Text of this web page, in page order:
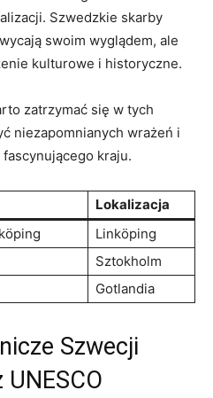
⁣Szwedzkie ⁣skarby
swoim wyglądem, ale
kulturowe ‍i historyczne.
⁢zatrzymać się w​ tych
niezapomnianych wrażeń i
kraju.
Lokalizacja
Linköping
Sztokholm
Gotlandia
Szwecji